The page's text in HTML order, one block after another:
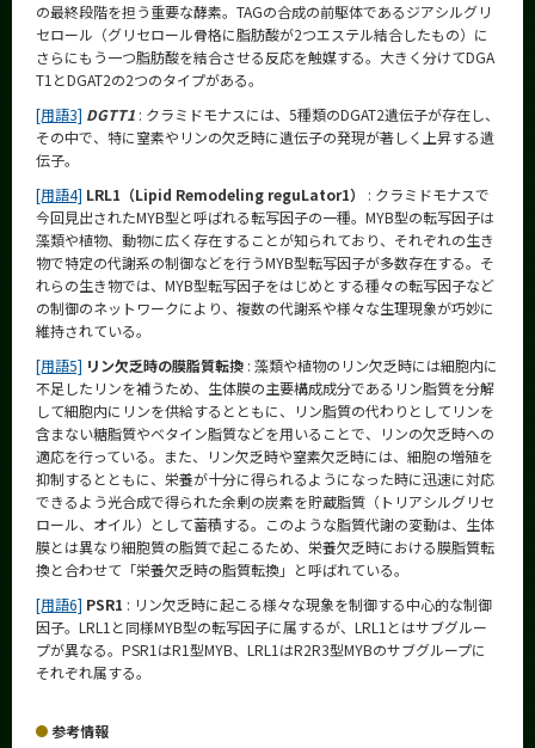
の最終段階を担う重要な酵素。TAGの合成の前駆体であるジアシルグリ
セロール（グリセロール骨格に脂肪酸が2つエステル結合したもの）に
さらにもう一つ脂肪酸を結合させる反応を触媒する。大きく分けてDGA
T1とDGAT2の2つのタイプがある。
[用語3] DGTT1 : クラミドモナスには、5種類のDGAT2遺伝子が存在し、
その中で、特に窒素やリンの欠乏時に遺伝子の発現が著しく上昇する遺
伝子。
[用語4] LRL1（Lipid Remodeling reguLator1）
: クラミドモナスで
今回見出されたMYB型と呼ばれる転写因子の一種。MYB型の転写因子は
藻類や植物、動物に広く存在することが知られており、それぞれの生き
物で特定の代謝系の制御などを行うMYB型転写因子が多数存在する。そ
れらの生き物では、MYB型転写因子をはじめとする種々の転写因子など
の制御のネットワークにより、複数の代謝系や様々な生理現象が巧妙に
維持されている。
[用語5] リン欠乏時の膜脂質転換 : 藻類や植物のリン欠乏時には細胞内に
不足したリンを補うため、生体膜の主要構成成分であるリン脂質を分解
して細胞内にリンを供給するとともに、リン脂質の代わりとしてリンを
含まない糖脂質やベタイン脂質などを用いることで、リンの欠乏時への
適応を行っている。また、リン欠乏時や窒素欠乏時には、細胞の増殖を
抑制するとともに、栄養が十分に得られるようになった時に迅速に対応
できるよう光合成で得られた余剰の炭素を貯蔵脂質（トリアシルグリセ
ロール、オイル）として蓄積する。このような脂質代謝の変動は、生体
膜とは異なり細胞質の脂質で起こるため、栄養欠乏時における膜脂質転
換と合わせて「栄養欠乏時の脂質転換」と呼ばれている。
[用語6] PSR1 : リン欠乏時に起こる様々な現象を制御する中心的な制御
因子。LRL1と同様MYB型の転写因子に属するが、LRL1とはサブグルー
プが異なる。PSR1はR1型MYB、LRL1はR2R3型MYBのサブグループに
それぞれ属する。
参考情報